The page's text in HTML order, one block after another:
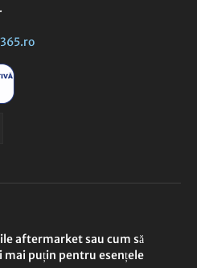
aftermarket sau cum să
mai puțin pentru esențele